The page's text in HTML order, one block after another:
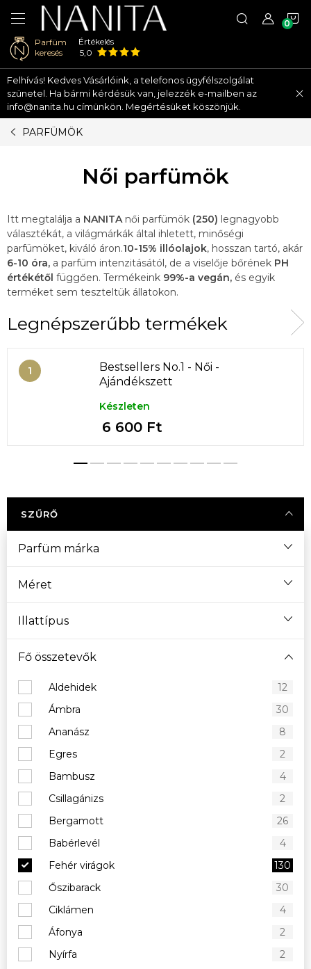
Ugrás
fő
tartalomhoz
Parfüm
keresés
Értékelés
5,0
Felhívás! Kedves Vásárlóink, a telefonos ügyfélszolgálat
szünetel. Ha bármi kérdésük van, jelezzék e-mailben az
info@nanita.hu címünkön. Megértésüket köszönjük.
PARFÜMÖK
Női parfümök
Itt megtalálja a NANITAnői parfümök (250) legnagyobb
választékát, a világmárkák által ihletett, minőségi
parfümöket, kiváló áron.10-15% illóolajok, hosszan tartó, akár
6-10 óra, a parfüm intenzitásától, de a viselője bőrének PH
értékétől függően. Termékeink 99%-a vegán, és egyik
terméket sem teszteltük állatokon.
Legnépszerűbb termékek
Bestsellers No.1 - Női -
Ajándékszett
Készleten
6 600 Ft
SZŰRŐ
Parfüm márka
Méret
Illattípus
Fő összetevők
Aldehidek
12
Ámbra
30
Ananász
8
Egres
2
Bambusz
4
Csillagánizs
2
Bergamott
26
Babérlevél
4
Fehér virágok
130
Őszibarack
30
Ciklámen
4
Áfonya
2
Nyírfa
2